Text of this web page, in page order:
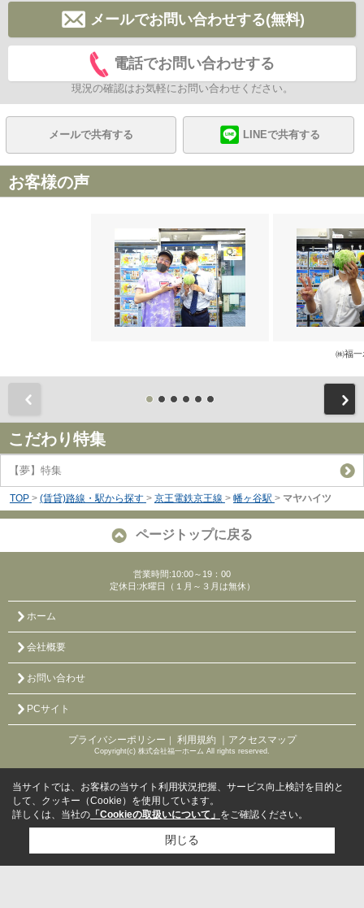
メールでお問い合わせする(無料)
電話でお問い合わせする
現況の確認はお気軽にお問い合わせください。
メールで共有する LINEで共有する
お客様の声
㈱福一
こだわり特集
【夢】特集
TOP > (賃貸)路線・駅から探す > 京王電鉄京王線 > 幡ヶ谷駅 > マヤハイツ
ページトップに戻る
営業時間:10:00～19：00
定休日:水曜日（１月～３月は無休）
ホーム
会社概要
お問い合わせ
PCサイト
プライバシーポリシー ｜ 利用規約 ｜アクセスマップ
Copyright(c) 株式会社福一ホーム All rights reserved.
当サイトでは、お客様の当サイト利用状況把握、サービス向上検討を目的と
して、クッキー（Cookie）を使用しています。
詳しくは、当社の 「Cookieの取扱いについて」 をご確認ください。
閉じる